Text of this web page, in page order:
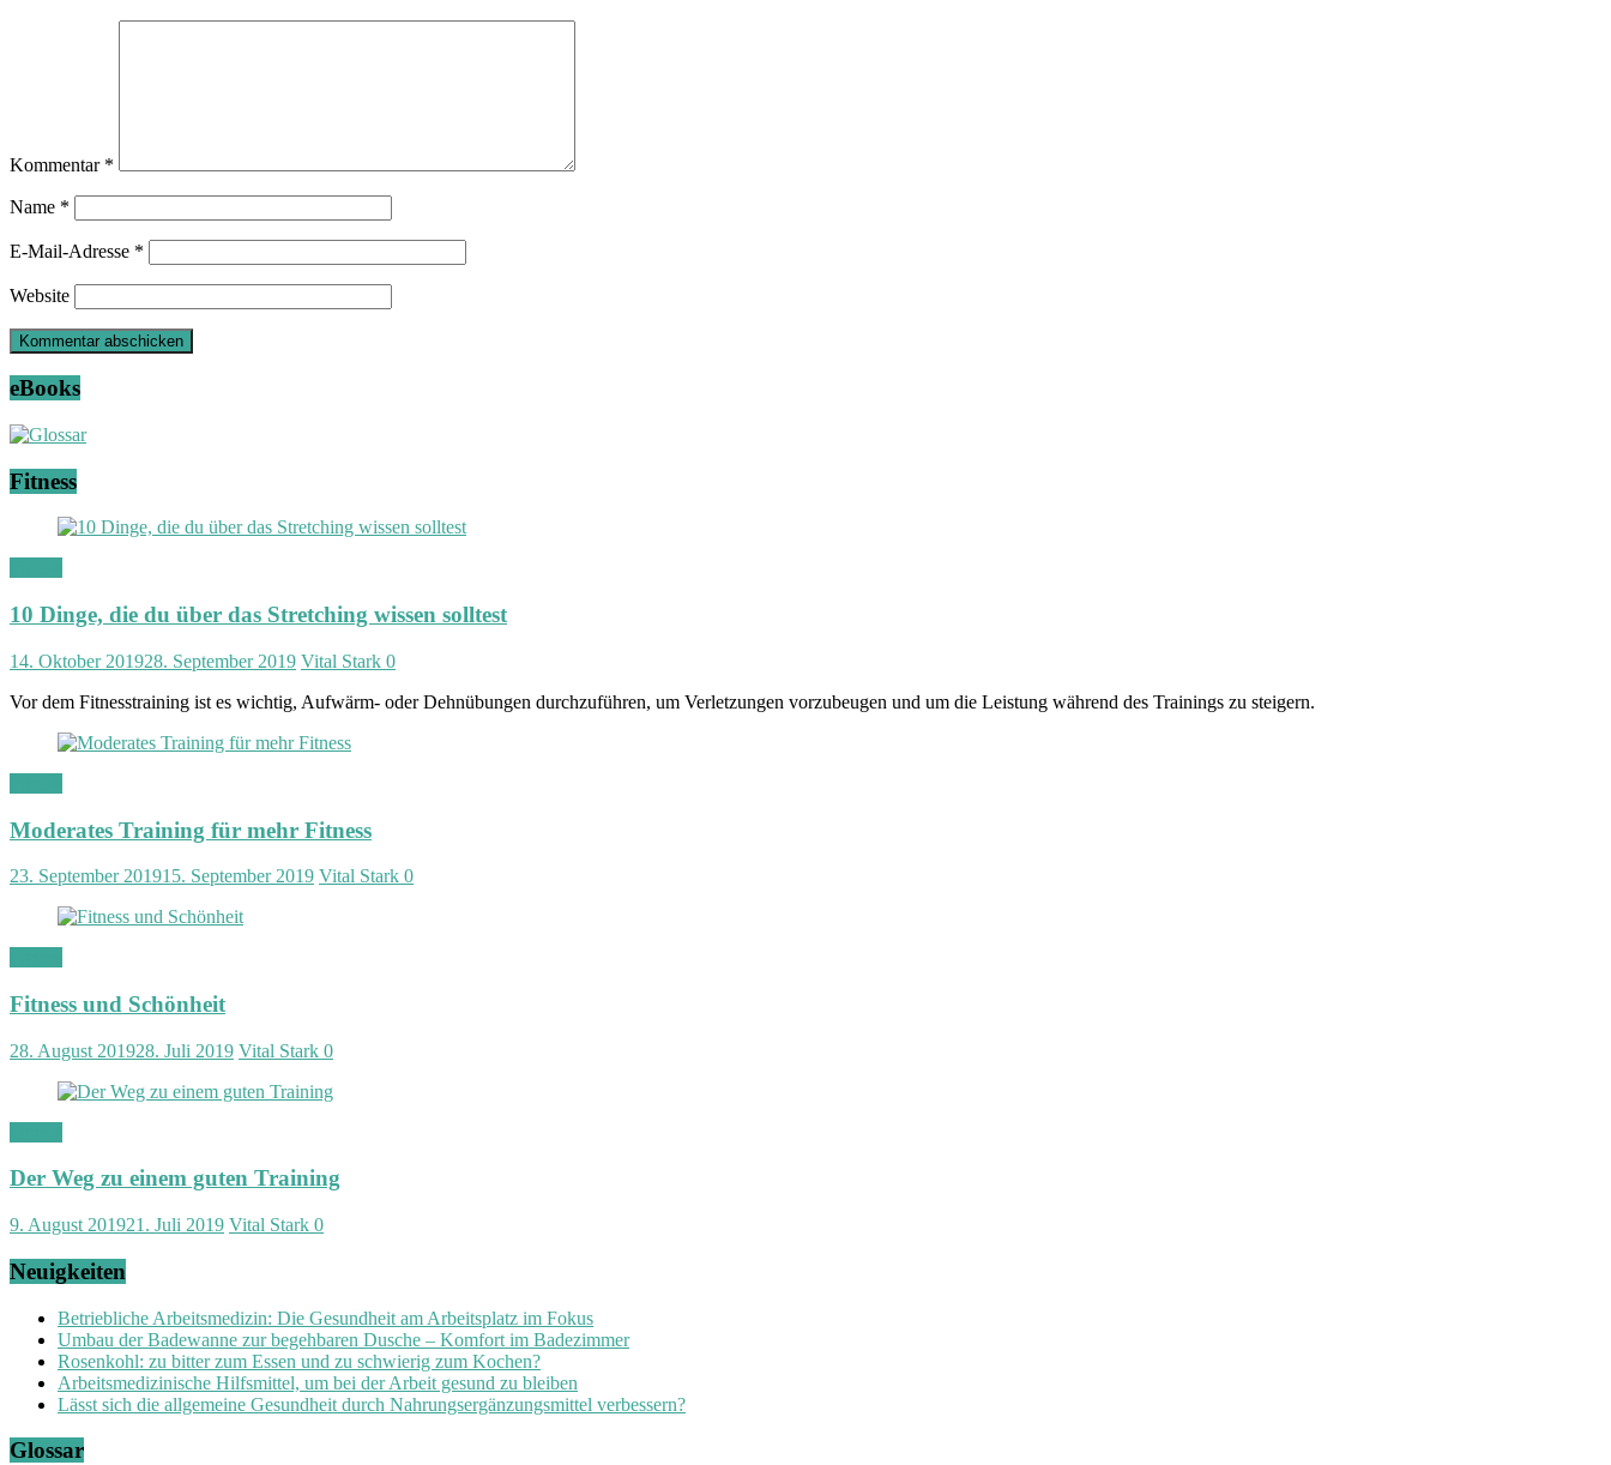
Kommentar *
Name *
E-Mail-Adresse *
Website
eBooks
Fitness
10 Dinge, die du über das Stretching wissen solltest
14. Oktober 201928. September 2019 Vital Stark 0
Vor dem Fitnesstraining ist es wichtig, Aufwärm- oder Dehnübungen durchzuführen, um Verletzungen vorzubeugen und um die Leistung während des Trainings zu steigern.
Moderates Training für mehr Fitness
23. September 201915. September 2019 Vital Stark 0
Fitness und Schönheit
28. August 201928. Juli 2019 Vital Stark 0
Der Weg zu einem guten Training
9. August 201921. Juli 2019 Vital Stark 0
Neuigkeiten
Betriebliche Arbeitsmedizin: Die Gesundheit am Arbeitsplatz im Fokus
Umbau der Badewanne zur begehbaren Dusche – Komfort im Badezimmer
Rosenkohl: zu bitter zum Essen und zu schwierig zum Kochen?
Arbeitsmedizinische Hilfsmittel, um bei der Arbeit gesund zu bleiben
Lässt sich die allgemeine Gesundheit durch Nahrungsergänzungsmittel verbessern?
Glossar